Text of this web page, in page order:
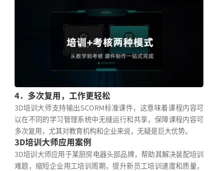
4．多次复用，工作更轻松
3D培训大师支持输出SCORM标准课件，这意味着课程内容可
以在不同的学习管理系统中无缝运行和共享，保障课程内容可
多次复用，尤其对教育机构和企业来说，无疑是巨大优势。
3D培训大师应用案例
3D培训大师应用于某厨房电器头部品牌，帮助其解决装配培训
难题，缩短企业用工培训周期，提升新员工培训速度和质量，